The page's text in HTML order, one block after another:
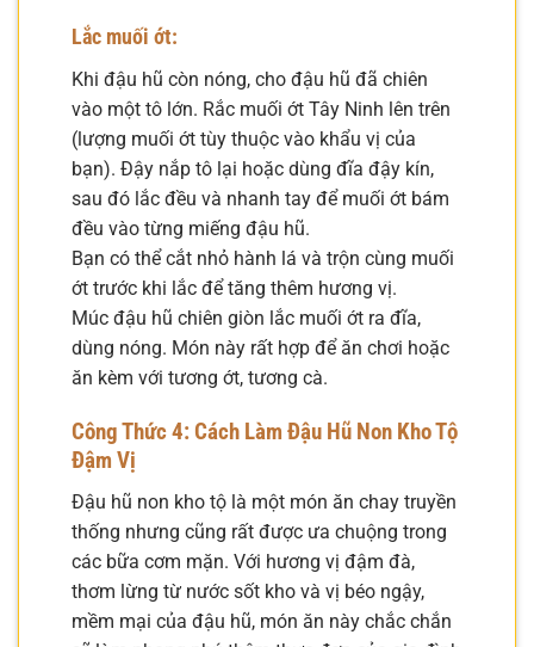
Lắc muối ớt:
Khi đậu hũ còn nóng, cho đậu hũ đã chiên
vào một tô lớn. Rắc muối ớt Tây Ninh lên trên
(lượng muối ớt tùy thuộc vào khẩu vị của
bạn). Đậy nắp tô lại hoặc dùng đĩa đậy kín,
sau đó lắc đều và nhanh tay để muối ớt bám
đều vào từng miếng đậu hũ.
Bạn có thể cắt nhỏ hành lá và trộn cùng muối
ớt trước khi lắc để tăng thêm hương vị.
Múc đậu hũ chiên giòn lắc muối ớt ra đĩa,
dùng nóng. Món này rất hợp để ăn chơi hoặc
ăn kèm với tương ớt, tương cà.
Công Thức 4: Cách Làm Đậu Hũ Non Kho Tộ
Đậm Vị
Đậu hũ non kho tộ là một món ăn chay truyền
thống nhưng cũng rất được ưa chuộng trong
các bữa cơm mặn. Với hương vị đậm đà,
thơm lừng từ nước sốt kho và vị béo ngậy,
mềm mại của đậu hũ, món ăn này chắc chắn